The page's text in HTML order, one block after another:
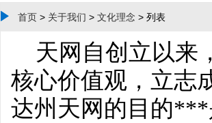
首页 > 关于我们 > 文化理念 > 列表
天网自创立以来
核心价值观，立志
达州天网的目的